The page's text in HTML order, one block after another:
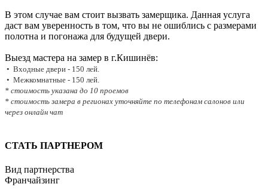
В этом случае вам стоит вызвать замерщика. Данная услуга
даст вам уверенность в том, что вы не ошиблись с размерами
полотна и погонажа для будущей двери.
Выезд мастера на замер в г.Кишинёв:
• Входные двери - 150 лей.
• Межкомнатные - 150 лей.
* стоимость указана до 10 проемов
* стоимость замера в регионах уточняйте по телефонам салонов или
через онлайн чат
СТАТЬ ПАРТНЕРОМ
Вид партнерства
Франчайзинг